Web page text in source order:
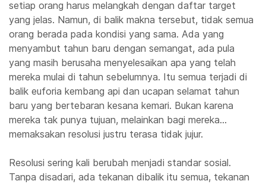
setiap orang harus melangkah dengan daftar target
yang jelas. Namun, di balik makna tersebut, tidak semua
orang berada pada kondisi yang sama. Ada yang
menyambut tahun baru dengan semangat, ada pula
yang masih berusaha menyelesaikan apa yang telah
mereka mulai di tahun sebelumnya. Itu semua terjadi di
balik euforia kembang api dan ucapan selamat tahun
baru yang bertebaran kesana kemari. Bukan karena
mereka tak punya tujuan, melainkan bagi mereka…
memaksakan resolusi justru terasa tidak jujur.
Resolusi sering kali berubah menjadi standar sosial.
Tanpa disadari, ada tekanan dibalik itu semua, tekanan